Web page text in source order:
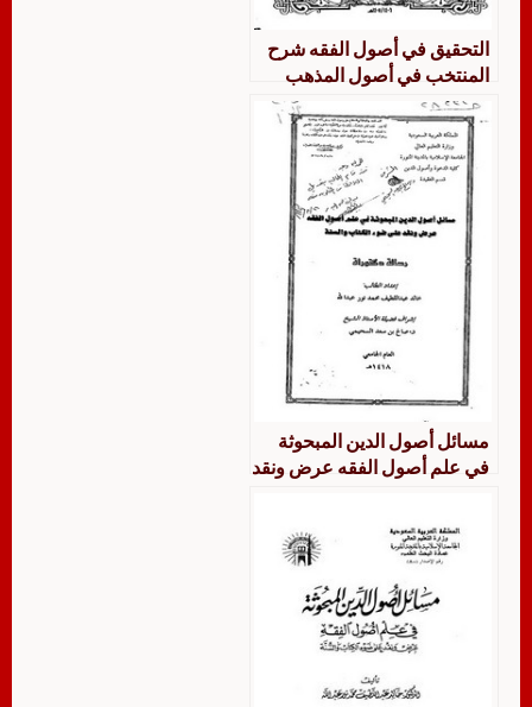
التحقيق في أصول الفقه شرح
المنتخب في أصول المذهب
لحسام الدين الإخسيكتي لعلاء
الدين عبد العزيز البخاري القسم
الأول
مسائل أصول الدين المبحوثة
في علم أصول الفقه عرض ونقد